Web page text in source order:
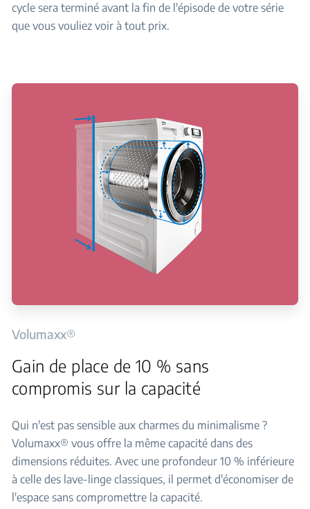
cycle sera terminé avant la fin de l'épisode de votre série
que vous vouliez voir à tout prix.
Volumaxx®
Gain de place de 10 % sans
compromis sur la capacité
Qui n'est pas sensible aux charmes du minimalisme ?
Volumaxx® vous offre la même capacité dans des
dimensions réduites. Avec une profondeur 10 % inférieure
à celle des lave-linge classiques, il permet d'économiser de
l'espace sans compromettre la capacité.